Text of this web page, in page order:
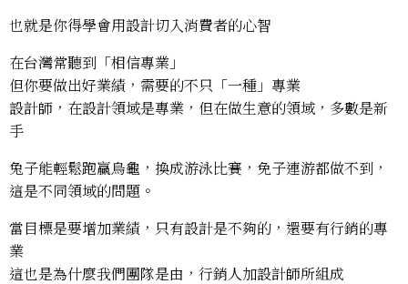
也就是你得學會用設計切入消費者的心智
在台灣常聽到「相信專業」
但你要做出好業績，需要的不只「一種」專業
設計師，在設計領域是專業，但在做生意的領域，多數是新
手
兔子能輕鬆跑贏烏龜，換成游泳比賽，免子連游都做不到，
這是不同領域的問題。
當目標是要增加業績，只有設計是不夠的，還要有行銷的專
業
這也是為什麼我們團隊是由，行銷人加設計師所組成